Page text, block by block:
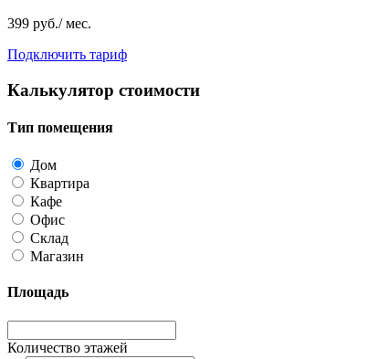
399 руб./ мес.
Подключить тариф
Калькулятор стоимости
Тип помещения
Дом
Квартира
Кафе
Офис
Склад
Магазин
Площадь
Количество этажей